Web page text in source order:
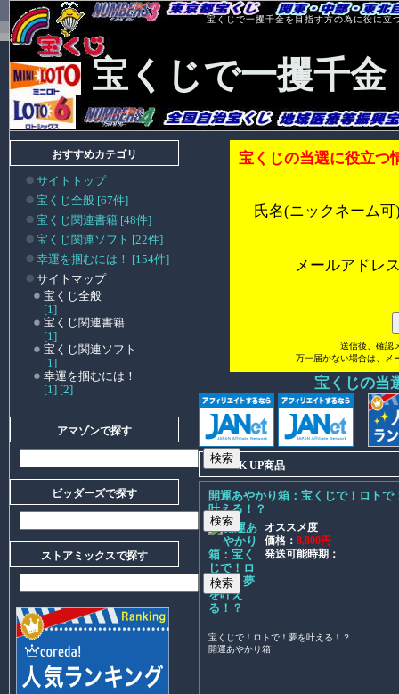
宝くじで一攫千金を目指す方の為に役に立
宝くじで一攫千金
宝くじの当選に役立つ
氏名(ニックネーム可
メールアドレ
送信後、確認
万一届かない場合は、メ
宝くじの当
PICK UP商品
開運あやかり箱：宝くじで！ロトで
叶える！？
オススメ度
価格： 8,800円
発送可能時期：
宝くじで！ロトで！夢を叶える！？
開運あやかり箱
おすすめカテゴリ
サイトトップ
宝くじ全般 [67件]
宝くじ関連書籍 [48件]
宝くじ関連ソフト [22件]
幸運を掴むには！ [154件]
サイトマップ
宝くじ全般
[1]
宝くじ関連書籍
[1]
宝くじ関連ソフト
[1]
幸運を掴むには！
[1] [2]
アマゾンで探す
ビッダーズで探す
ストアミックスで探す